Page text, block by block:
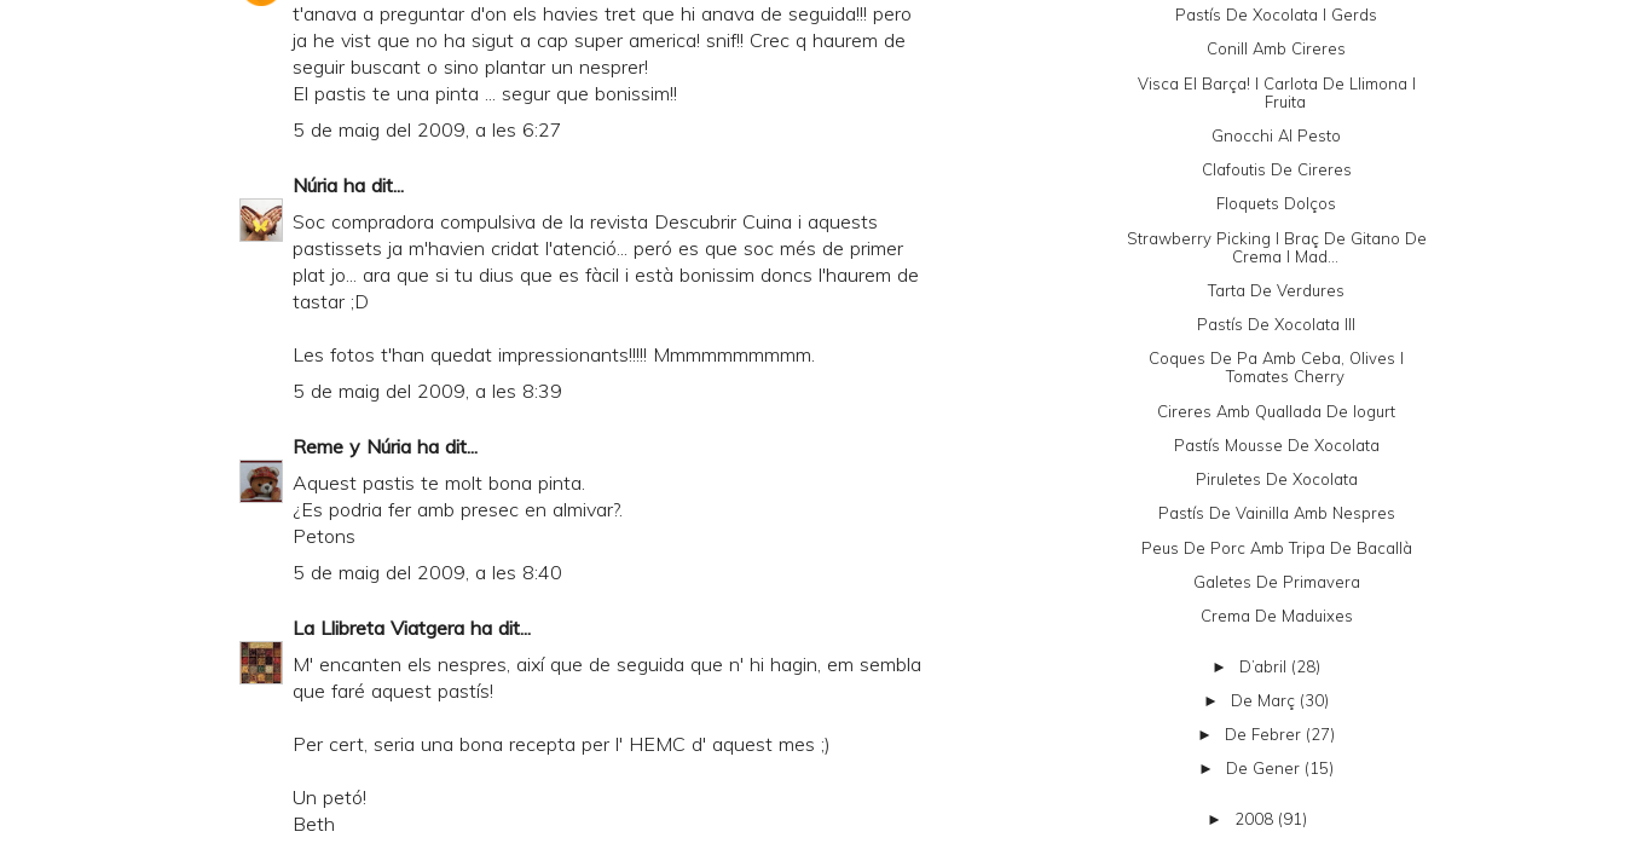
t'anava a preguntar d'on els havies tret que hi anava de seguida!!! pero
ja he vist que no ha sigut a cap super america! snif!! Crec q haurem de
seguir buscant o sino plantar un nesprer!
El pastis te una pinta ... segur que bonissim!!
5 de maig del 2009, a les 6:27
Núria ha dit...
Soc compradora compulsiva de la revista Descubrir Cuina i aquests
pastissets ja m'havien cridat l'atenció... peró es que soc més de primer
plat jo... ara que si tu dius que es fàcil i està bonissim doncs l'haurem de
tastar ;D
Les fotos t'han quedat impressionants!!!!! Mmmmmmmmmm.
5 de maig del 2009, a les 8:39
Reme y Núria ha dit...
Aquest pastis te molt bona pinta.
¿Es podria fer amb presec en almivar?.
Petons
5 de maig del 2009, a les 8:40
La Llibreta Viatgera ha dit...
M' encanten els nespres, així que de seguida que n' hi hagin, em sembla
que faré aquest pastís!
Per cert, seria una bona recepta per l' HEMC d' aquest mes ;)
Un petó!
Beth
Pastís De Xocolata I Gerds
Conill Amb Cireres
Visca El Barça! I Carlota De Llimona I
Fruita
Gnocchi Al Pesto
Clafoutis De Cireres
Floquets Dolços
Strawberry Picking I Braç De Gitano De
Crema I Mad...
Tarta De Verdures
Pastís De Xocolata III
Coques De Pa Amb Ceba, Olives I
Tomates Cherry
Cireres Amb Quallada De Iogurt
Pastís Mousse De Xocolata
Piruletes De Xocolata
Pastís De Vainilla Amb Nespres
Peus De Porc Amb Tripa De Bacallà
Galetes De Primavera
Crema De Maduixes
► D’abril (28)
► De Març (30)
► De Febrer (27)
► De Gener (15)
► 2008 (91)